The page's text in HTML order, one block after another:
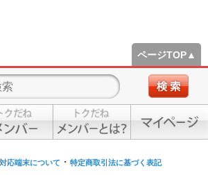
ページTOP▲
対応端末について ・ 特定商取引法に基づく表記